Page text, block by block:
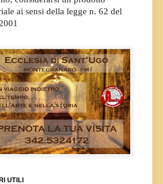
ai sensi della legge n. 62 del
UTILI